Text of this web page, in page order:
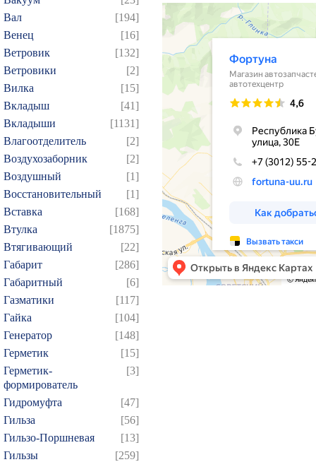
Вал
[194]
Венец
[16]
Ветровик
[132]
Ветровики
[2]
Вилка
[15]
Вкладыш
[41]
Вкладыши
[1131]
Влагоотделитель
[2]
Воздухозаборник
[2]
Воздушный
[1]
Восстановительный
[1]
Вставка
[168]
Втулка
[1875]
Втягивающий
[22]
Габарит
[286]
Габаритный
[6]
Газматики
[117]
Гайка
[104]
Генератор
[148]
Герметик
[15]
Герметик-
формирователь
[3]
Гидромуфта
[47]
Гильза
[56]
Гильзо-Поршневая
[13]
Гильзы
[259]